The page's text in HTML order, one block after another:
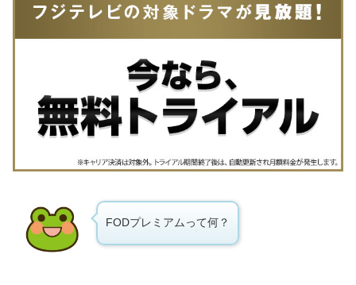
FODプレミアムって何？